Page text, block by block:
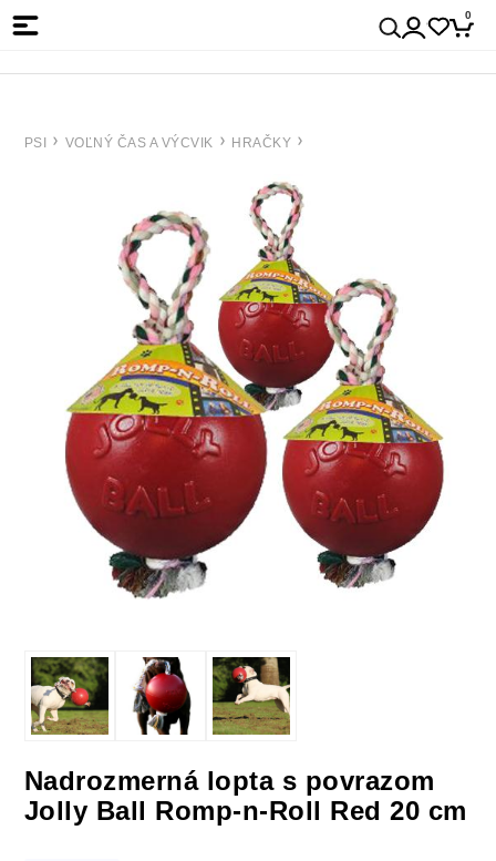
0
PSI VOĽNÝ ČAS A VÝCVIK HRAČKY
Nadrozmerná lopta s povrazom
Jolly Ball Romp-n-Roll Red 20 cm